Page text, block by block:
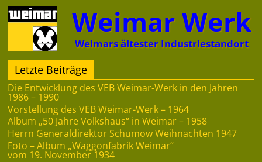
Zum
Inhalt
springen
Weimar Werk
Weimars ältester Industriestandort
Letzte Beiträge
Die Entwicklung des VEB Weimar-Werk in den Jahren
1986 – 1990
Vorstellung des VEB Weimar-Werk – 1964
Album „50 Jahre Volkshaus“ in Weimar – 1958
Herrn Generaldirektor Schumow Weihnachten 1947
Foto – Album „Waggonfabrik Weimar“
vom 19. November 1934